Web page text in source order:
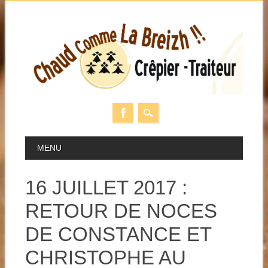
MAIN MENU
MENU
16 JUILLET 2017 :
RETOUR DE NOCES
DE CONSTANCE ET
CHRISTOPHE AU